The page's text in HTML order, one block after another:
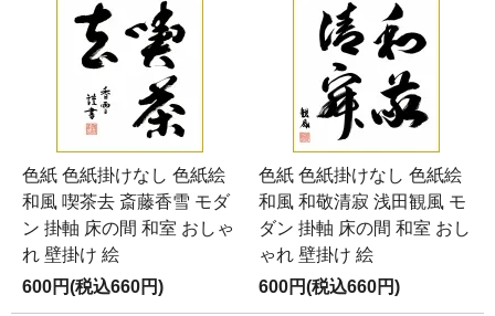
色紙 色紙掛けなし 色紙絵
和風 喫茶去 斎藤香雪 モダ
ン 掛軸 床の間 和室 おしゃ
れ 壁掛け 絵
600円(税込660円)
色紙 色紙掛けなし 色紙絵
和風 和敬清寂 浅田観風 モ
ダン 掛軸 床の間 和室 おし
ゃれ 壁掛け 絵
600円(税込660円)